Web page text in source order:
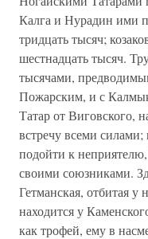
Калга и Нурадин ими
тридцать тысяч;
шестнадцать тысяч.
тысячами,
Пожарским, и с
Татар от Виговского,
встречу всеми
подойти к
своими союзниками.
Гетманская, отбитая
находится у
как трофей, ему в